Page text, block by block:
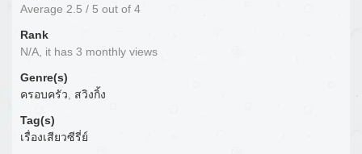
Average 2.5 / 5 out of 4
Rank
N/A, it has 3 monthly views
Genre(s)
ครอบครัว, สวิงกิ้ง
Tag(s)
เรื่องเสียวซีรี่ย์